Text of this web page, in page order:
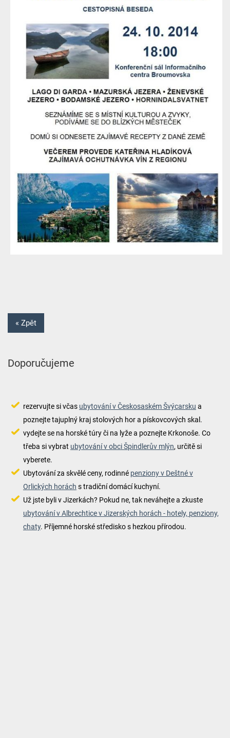
« Zpět
Doporučujeme
rezervujte si včas ubytování v Českosaském Švýcarsku a
poznejte tajuplný kraj stolových hor a pískovcových skal.
vydejte se na horské túry či na lyže a poznejte Krkonoše. Co
třeba si vybrat ubytování v obci Špindlerův mlýn, určitě si
vyberete.
Ubytování za skvělé ceny, rodinné penziony v Deštné v
Orlických horách s tradiční domácí kuchyní.
Už jste byli v Jizerkách? Pokud ne, tak neváhejte a zkuste
ubytování v Albrechtice v Jizerských horách - hotely, penziony,
chaty. Příjemné horské středisko s hezkou přírodou.